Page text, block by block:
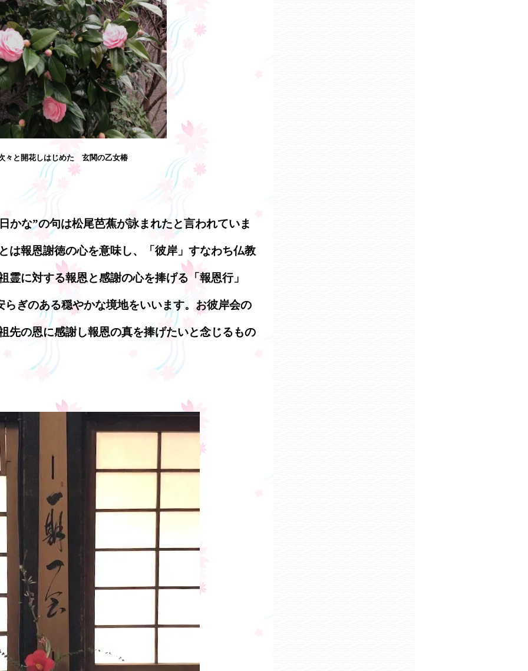
々と開花しはじめた 玄関の乙女椿
かな”の句は松尾芭蕉が詠まれたと言われていま
は報恩謝徳の心を意味し、「彼岸」すなわち仏教
霊に対する報恩と感謝の心を捧げる「報恩行」
らぎのある穏やかな境地をいいます。お彼岸会の
先の恩に感謝し報恩の真を捧げたいと念じるもの